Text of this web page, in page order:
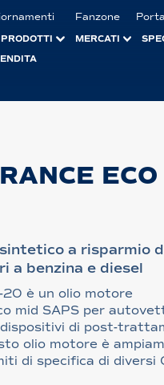
Fanzone
MERCATI
ECO
a risparmio
a benzina e diesel
20 è un olio motore
mid SAPS per
di post-
olio motore è
di specifica di diversi